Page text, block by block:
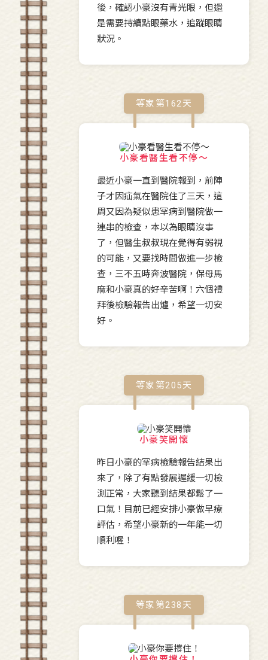
後，確認小豪沒有青光眼，但還
是需要持續點眼藥水，追蹤眼睛
狀況。
等家第162天
小豪看醫生看不停～
最近小豪一直到醫院報到，前陣
子才因疝氣在醫院住了三天，這
周又因為疑似患罕病到醫院做一
連串的檢查，本以為眼睛沒事
了，但醫生叔叔現在覺得有弱視
的可能，又要找時間做進一步檢
查，三不五時奔波醫院，保母馬
麻和小豪真的好辛苦啊！六個禮
拜後檢驗報告出爐，希望一切安
好。
等家第205天
小豪笑開懷
昨日小豪的罕病檢驗報告結果出
來了，除了有點發展遲緩一切檢
測正常，大家聽到結果都鬆了一
口氣！目前已經安排小豪做早療
評估，希望小豪新的一年能一切
順利喔！
等家第238 天